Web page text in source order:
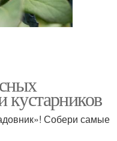
кустарников
Собери самые